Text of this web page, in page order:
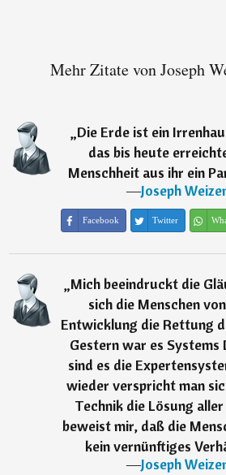
Mehr Zitate von Joseph
„Die Erde ist ein
das bis heute
Menschheit aus ihr ein
―Joseph
Facebook Twitter
„Mich beeindruckt die
sich die Menschen
Entwicklung die Rettung
Gestern war es Systems
sind es die
wieder verspricht man
Technik die Lösung
beweist mir, daß die
kein vernünftiges
―Joseph